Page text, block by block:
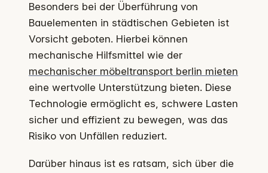
Besonders bei der Überführung von
Bauelementen in städtischen Gebieten ist
Vorsicht geboten. Hierbei können
mechanische Hilfsmittel wie der
mechanischer möbeltransport berlin mieten
eine wertvolle Unterstützung bieten. Diese
Technologie ermöglicht es, schwere Lasten
sicher und effizient zu bewegen, was das
Risiko von Unfällen reduziert.
Darüber hinaus ist es ratsam, sich über die